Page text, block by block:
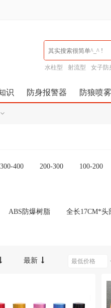
水柱型 射流型 女子防
识 防身报警器 防狼喷雾
300-400 200-300 100-200
ABS防爆树脂 全长17CM*头
最新